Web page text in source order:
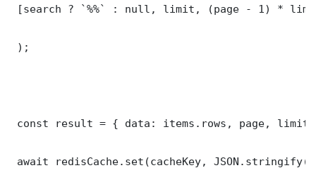
[search ? `%%` : null, limit, (page - 1) *
);
const result = { data: items.rows, page,
await redisCache.set(cacheKey,